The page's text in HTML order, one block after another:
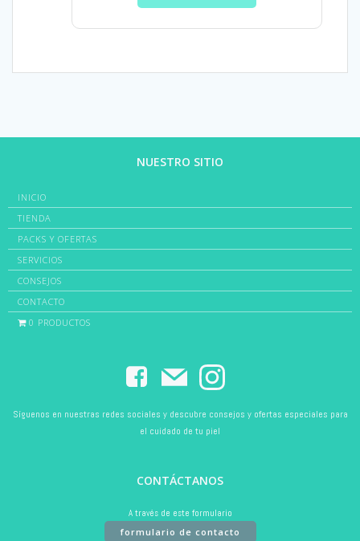
NUESTRO SITIO
INICIO
TIENDA
PACKS Y OFERTAS
SERVICIOS
CONSEJOS
CONTACTO
0 PRODUCTOS
Síguenos en nuestras redes sociales y descubre consejos y ofertas especiales para
el cuidado de tu piel
CONTÁCTANOS
A través de este formulario
formulario de contacto